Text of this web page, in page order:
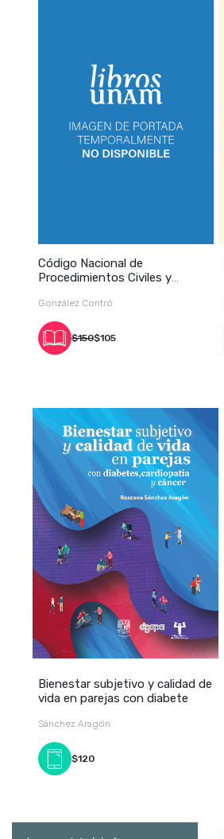
Código Nacional de
Procedimientos Civiles y
González Contró
$150$105
Bienestar subjetivo y calidad de
vida en parejas con diabete
Sánchez Aragón
$120